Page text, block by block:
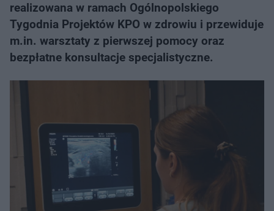
realizowana w ramach Ogólnopolskiego
Tygodnia Projektów KPO w zdrowiu i przewiduje
m.in. warsztaty z pierwszej pomocy oraz
bezpłatne konsultacje specjalistyczne.